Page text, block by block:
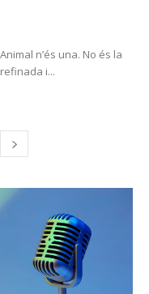
n’és una. No és la
i...